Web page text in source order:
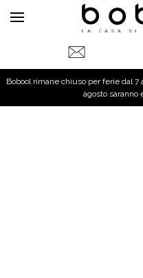
Bobool rimane chiuso per ferie dal
agosto saranno